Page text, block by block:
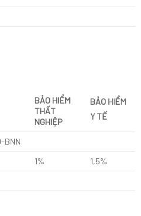
BẢO HIỂM
THẤT
NGHIỆP
BẢO HIỂM
Y TẾ
BNN
1%
1,5%